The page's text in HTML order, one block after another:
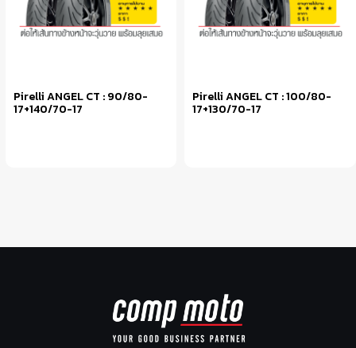
Pirelli ANGEL CT : 90/80-
17+140/70-17
Pirelli ANGEL CT : 100/80-
17+130/70-17